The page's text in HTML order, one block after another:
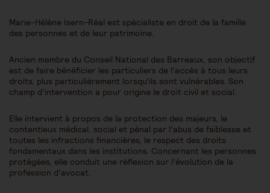
Marie-Hélène Isern-Réal est spécialiste en droit de la famille
des personnes et de leur patrimoine.
Ancien membre du Conseil National des Barreaux, son objectif
est de faire bénéficier les particuliers de l’accès à tous leurs
droits, plus particulièrement lorsqu’ils sont vulnérables. Son
champ d’intervention a pour origine le droit civil et social.
Elle intervient à propos de la protection des majeurs, le
contentieux médical, social et pénal par l’abus de faiblesse et
toutes les infractions financières, le respect des droits
fondamentaux dans les institutions. Concernant les personnes
protégées, elle conduit une réflexion sur l’évolution de la
profession d’avocat.